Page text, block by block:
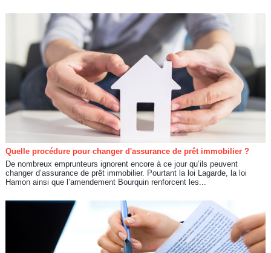
Quelle procédure pour changer d'assurance de prêt immobilier ?
De nombreux emprunteurs ignorent encore à ce jour qu’ils peuvent
changer d’assurance de prêt immobilier. Pourtant la loi Lagarde, la loi
Hamon ainsi que l’amendement Bourquin renforcent les...